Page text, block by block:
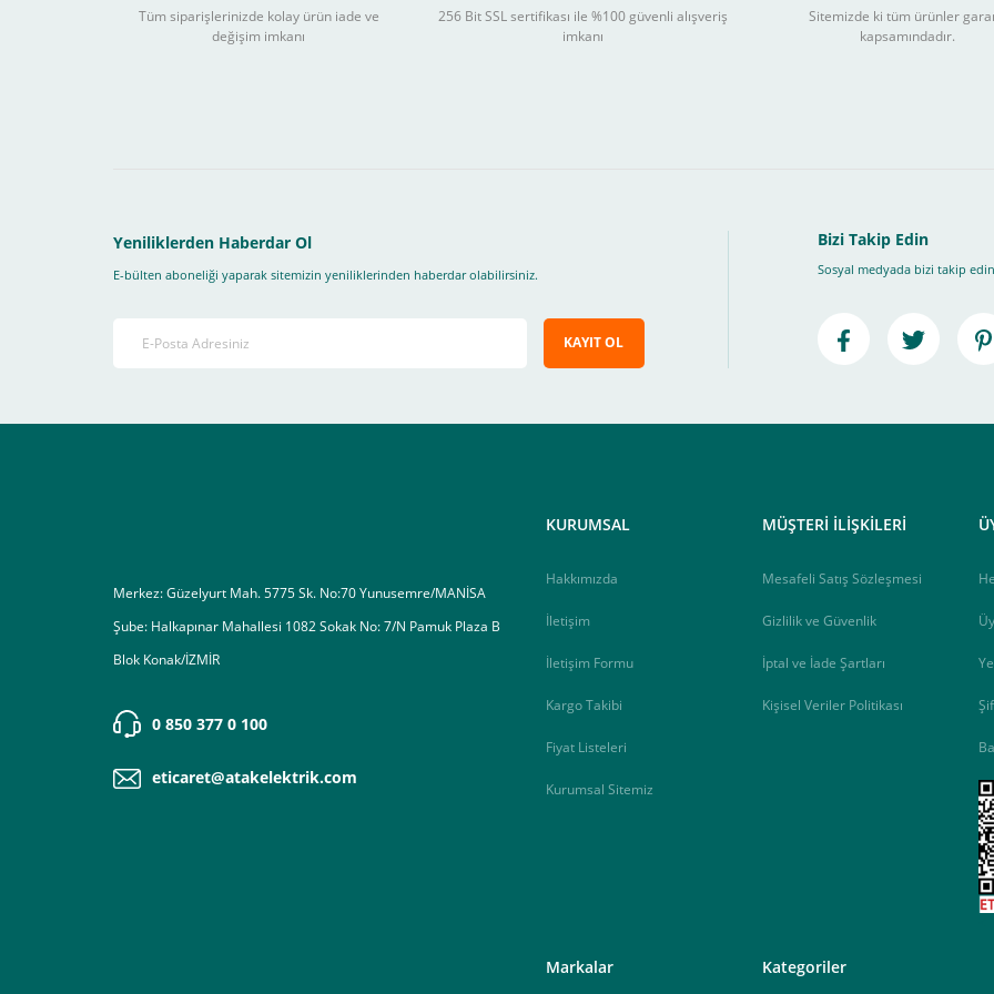
Schneider Electric Sanal POS ile Vade Farksız Taksit
Kullanılır ?
Sitemizden yapacağınız tüm alışverişlerde aşağıdaki adımları takip ederek peşin fiyatına Taksit seçenekleri bankaya göre
3-Bu kısımda bize iletmek istediğiniz bir not varsa ekleyip, "Siparişi Tamamla" butonuna basınız.
Tüm siparişlerinizde kolay ürün iade ve
değişim imkanı
256 Bit SSL sertifikası ile %100 güvenli alışveriş
imkanı
Sitemizde ki tüm ürünler
kapsamındadır.
Yeniliklerden Haberdar Ol
E-bülten aboneliği yaparak sitemizin yeniliklerinden haberdar olabilirsiniz.
KAYIT OL
Bizi Takip Edin
Sosyal medyada bizi takip
Merkez: Güzelyurt Mah. 5775 Sk. No:70 Yunusemre/MANİSA
Şube: Halkapınar Mahallesi 1082 Sokak No: 7/N Pamuk Plaza B
Blok Konak/İZMİR
0 850 377 0 100
eticaret@atakelektrik.com
KURUMSAL
Hakkımızda
İletişim
İletişim Formu
Kargo Takibi
Fiyat Listeleri
Kurumsal Sitemiz
MÜŞTERİ İLİŞKİLERİ
Mesafeli Satış Sözleşmesi
Gizlilik ve Güvenlik
İptal ve İade Şartları
Kişisel Veriler Politikası
Markalar Kategoriler